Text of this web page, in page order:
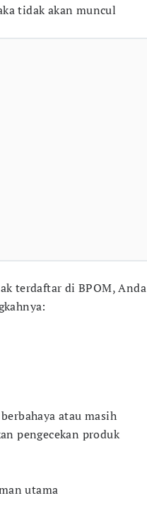
tidak akan muncul
terdaftar di BPOM, Anda
atau masih
pengecekan produk
utama